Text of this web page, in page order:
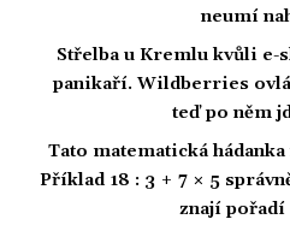
neumí
Střelba u Kremlu kvůli e-
panikaří. Wildberries
teď po něm
Tato matematická
Příklad 18 : 3 + 7 × 5
znají